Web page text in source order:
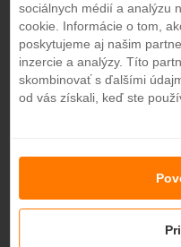
W Muscat 5*
4,5
Omán - Plážový
7 nocí / raňajky
Hilton Muscat
7 nocí / raňajky
Jumeirah
sociálnych médií a analýzu
cookie. Informácie o tom,
poskytujeme aj našim
inzercie a analýzy. Títo
skombinovať s ďalšími
od vás získali, keď ste